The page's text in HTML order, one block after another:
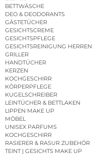
BETTWÄSCHE
DEO & DEODORANTS
GÄSTETÜCHER
GESICHTSCREME
GESICHTSPFLEGE
GESICHTSREINIGUNG HERREN
GRILLER
HANDTÜCHER
KERZEN
KOCHGESCHIRR
KÖRPERPFLEGE
KUGELSCHREIBER
LEINTÜCHER & BETTLAKEN
LIPPEN MAKE UP
MÖBEL
UNISEX PARFUMS
KOCHGESCHIRR
RASIERER & RASUR ZUBEHÖR
TEINT | GESICHTS MAKE UP